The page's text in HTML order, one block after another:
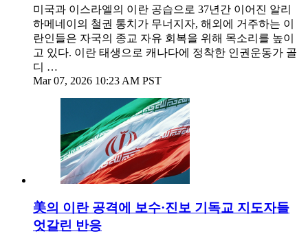
미국과 이스라엘의 이란 공습으로 37년간 이어진 알리
하메네이의 철권 통치가 무너지자, 해외에 거주하는 이
란인들은 자국의 종교 자유 회복을 위해 목소리를 높이
고 있다. 이란 태생으로 캐나다에 정착한 인권운동가 골
디 …
Mar 07, 2026 10:23 AM PST
美의 이란 공격에 보수·진보 기독교 지도자들
엇갈린 반응